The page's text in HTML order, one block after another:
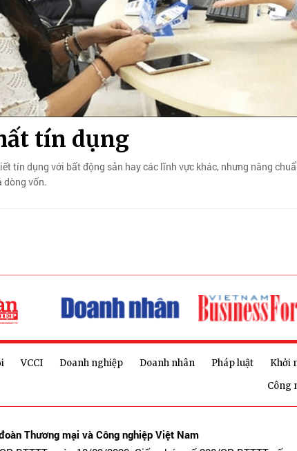
tín dụng
tín dụng với bất động sản hay các lĩnh vực khác, nhưng nâng
dòng vốn.
VCCI Doanh nghiệp Doanh nhân Pháp luật Khởi
Công
Thương mại và Công nghiệp Việt Nam